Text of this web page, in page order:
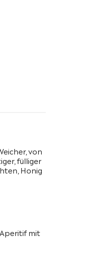
von
fülliger
Honig
Aperitif mit